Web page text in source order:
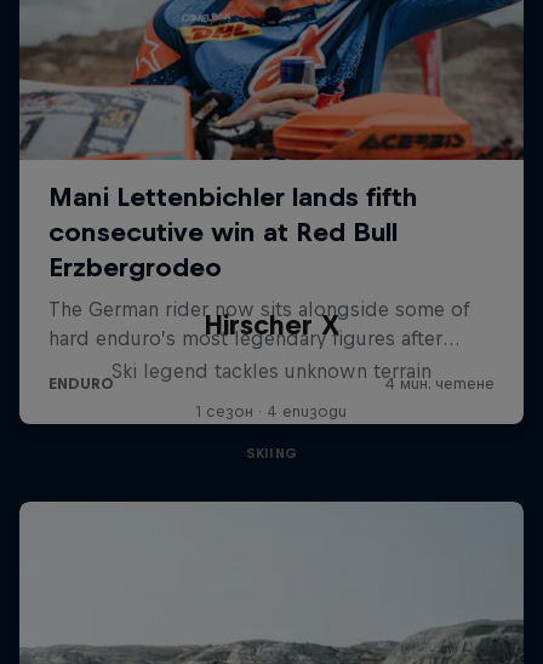
Hirscher X
Ski legend tackles unknown terrain
1 сезон · 4 епизоди
SKIING